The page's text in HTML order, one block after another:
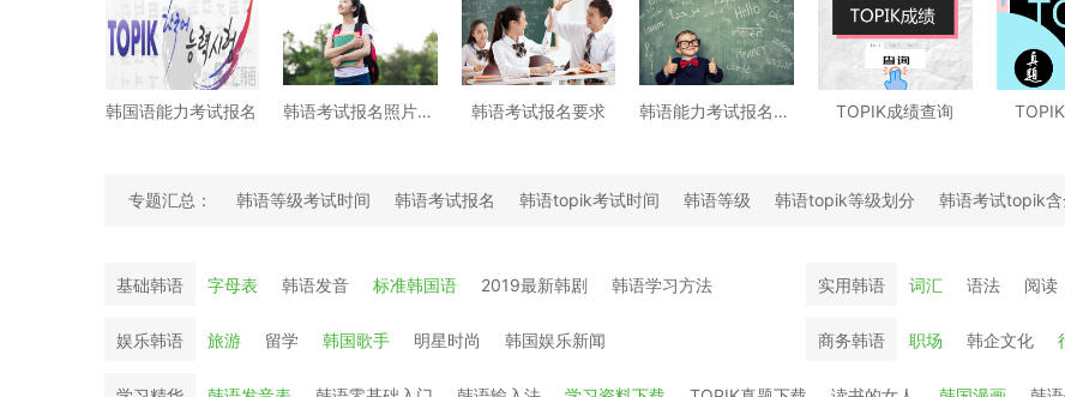
韩国语能力考试报名 韩语考试报名照片要求 韩语考试报名要求 韩语能力考试报名时间 TOPIK成绩查询
专题汇总： 韩语等级考试时间 韩语考试报名 韩语topik考试时间 韩语等级 韩语topik等级划分 韩语考试topik
基础韩语 字母表 韩语发音 标准韩国语 2019最新韩剧 韩语学习方法 实用韩语 词汇 语法 阅读
娱乐韩语 旅游 留学 韩国歌手 明星时尚 韩国娱乐新闻 商务韩语 职场 韩企文化